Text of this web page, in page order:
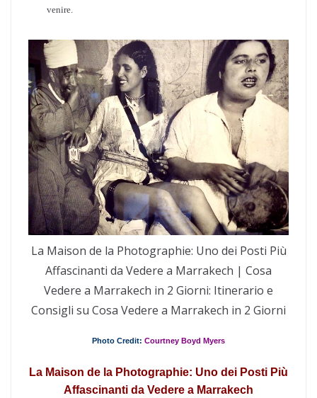
venire.
La Maison de la Photographie: Uno dei Posti Più
Affascinanti da Vedere a Marrakech | Cosa
Vedere a Marrakech in 2 Giorni: Itinerario e
Consigli su Cosa Vedere a Marrakech in 2 Giorni
Photo Credit: Courtney Boyd Myers
La Maison de la Photographie: Uno dei Posti Più
Affascinanti da Vedere a Marrakech